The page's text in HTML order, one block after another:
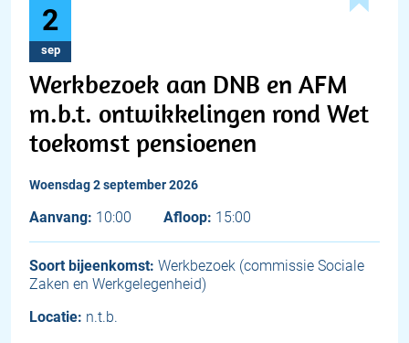
2
sep
Werkbezoek aan DNB en AFM
m.b.t. ontwikkelingen rond Wet
toekomst pensioenen
woensdag 2 september 2026
Aanvang: 10:00 Afloop: 15:00
Soort bijeenkomst: Werkbezoek (commissie Sociale
Zaken en Werkgelegenheid)
Locatie: n.t.b.